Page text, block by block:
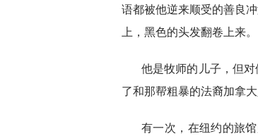
语都被他逆来顺受的善良
上，黑色的头发翻卷上来。
他是牧师的儿子，但
了和那帮粗暴的法裔加拿
有一次，在纽约的旅